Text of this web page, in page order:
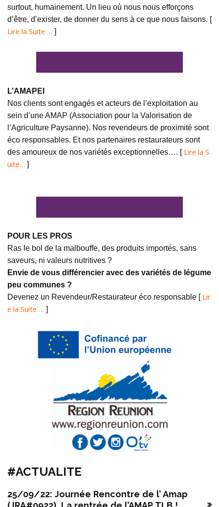
surtout, humainement. Un lieu où nous nous efforçons
d’être, d’exister, de donner du sens à ce que nous faisons. [
Lire la Suite … ]
L’AMAPEI
Nos clients sont engagés et acteurs de l’exploitation au
sein d’une AMAP (Association pour la Valorisation de
l’Agriculture Paysanne). Nos revendeurs de proximité sont
éco responsables. Et nos partenaires restaurateurs sont
des amoureux de nos variétés exceptionnelles…. [ Lire la S
uite… ]
POUR LES PROS
Ras le bol de la malbouffe, des produits importés, sans
saveurs, ni valeurs nutritives ?
Envie de vous différencier avec des variétés de légume
peu communes ?
Devenez un Revendeur/Restaurateur éco responsable [ Lir
e la Suite … ]
#ACTUALITE
25/09/22: Journée Rencontre de l’ Amap